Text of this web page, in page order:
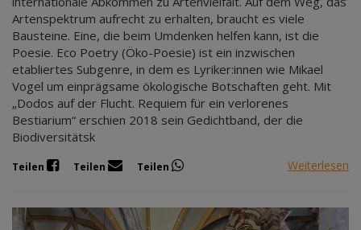
Artenspektrum aufrecht zu erhalten, braucht es viele
Bausteine. Eine, die beim Umdenken helfen kann, ist die
Poesie. Eco Poetry (Öko-Poesie) ist ein inzwischen
etabliertes Subgenre, in dem es Lyriker:innen wie Mikael
Vogel um einprägsame ökologische Botschaften geht. Mit
„Dodos auf der Flucht. Requiem für ein verlorenes
Bestiarium“ erschien 2018 sein Gedichtband, der die
Biodiversitätsk
Teilen Teilen Teilen Weiterlesen